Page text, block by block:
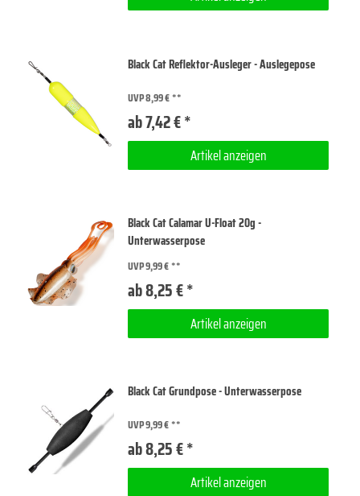
Black Cat Reflektor-Ausleger - Auslegepose
UVP 8,99 €
ab 7,42 € *
Artikel anzeigen
Black Cat Calamar U-Float 20g -
Unterwasserpose
UVP 9,99 €
ab 8,25 € *
Artikel anzeigen
Black Cat Grundpose - Unterwasserpose
UVP 9,99 €
ab 8,25 € *
Artikel anzeigen